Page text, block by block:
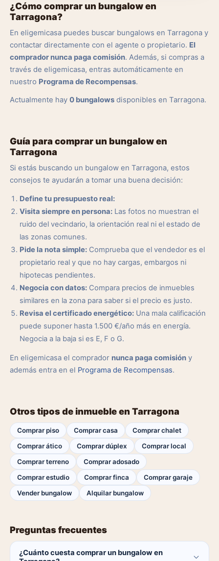
¿Cómo comprar un bungalow en
Tarragona?
En eligemicasa puedes buscar bungalows en Tarragona y
contactar directamente con el agente o propietario. El
comprador nunca paga comisión. Además, si compras a
través de eligemicasa, entras automáticamente en
nuestro Programa de Recompensas.
Actualmente hay 0 bungalows disponibles en Tarragona.
Guía para comprar un bungalow en
Tarragona
Si estás buscando un bungalow en Tarragona, estos
consejos te ayudarán a tomar una buena decisión:
Define tu presupuesto real:
Visita siempre en persona: Las fotos no muestran el
ruido del vecindario, la orientación real ni el estado de
las zonas comunes.
Pide la nota simple: Comprueba que el vendedor es el
propietario real y que no hay cargas, embargos ni
hipotecas pendientes.
Negocia con datos: Compara precios de inmuebles
similares en la zona para saber si el precio es justo.
Revisa el certificado energético: Una mala calificación
puede suponer hasta 1.500 €/año más en energía.
Negocia a la baja si es E, F o G.
En eligemicasa el comprador nunca paga comisión y
además entra en el Programa de Recompensas.
Otros tipos de inmueble en Tarragona
Comprar piso Comprar casa
Comprar chalet
Comprar ático
Comprar dúplex
Comprar local
Comprar terreno
Comprar adosado
Comprar estudio
Comprar finca
Comprar garaje
Vender bungalow
Alquilar bungalow
Preguntas frecuentes
¿Cuánto cuesta comprar un bungalow en